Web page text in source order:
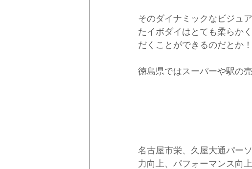
そのダイナミックなビジュ
たイボダイはとても柔らか
だくことができるのだとか！
徳島県ではスーパーや駅の
名古屋市栄、久屋大通パー
力向上、パフォーマンス向